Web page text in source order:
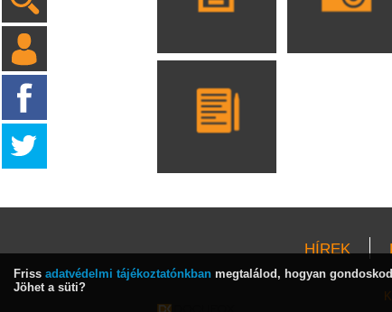
HÍREK
Friss adatvédelmi tájékoztatónkban megtalálod, hogyan
Jöhet a süti?